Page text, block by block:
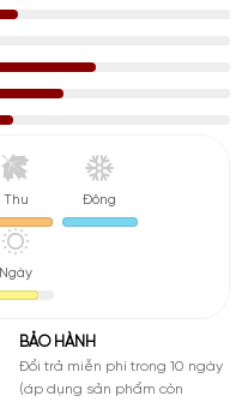
Thu Đông
Ngày
BẢO HÀNH
Đổi trả miễn phí trong 10 ngày
(áp dụng sản phẩm còn